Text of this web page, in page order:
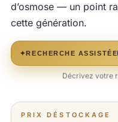
d’osmose — un point
cette génération.
✦RECHERCHE ASSISTÉE
Décrivez votre
PRIX DÉSTOCKAGE